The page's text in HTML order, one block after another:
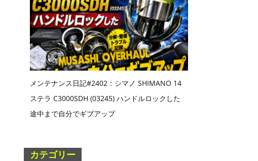
メンテナンス日記#2402：シマノ SHIMANO 14
ステラ C3000SDH (03245) ハンドルロックした
途中まで自分でギブアップ
カテゴリー